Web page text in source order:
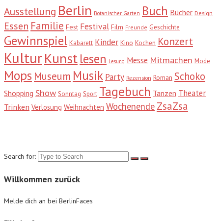
Ausstellung Berlin Botanischer Garten Buch Bücher Design
Essen Familie Fest Festival Film Freunde Geschichte
Gewinnspiel Kabarett Kinder Kino Kochen Konzert
KulturKunstlesen Lesung Messe Mitmachen Mode
Mops Museum Musik Party Rezension Roman Schoko
Shopping Show Sonntag Sport Tagebuch Tanzen Theater
Trinken Verlosung Weihnachten Wochenende ZsaZsa
Search for:
Willkommen zurück
Melde dich an bei BerlinFaces